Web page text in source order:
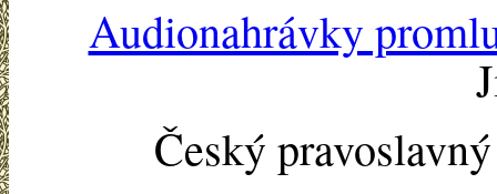
Audionahrávky
Český